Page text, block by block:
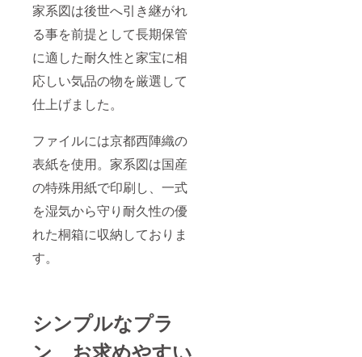
家系図は後世へ引き継がれ
る事を前提として長期保管
に適した耐久性と家宝に相
応しい気品の物を厳選して
仕上げました。
ファイルには京都西陣織の
表紙を使用。家系図は国産
の特殊用紙で印刷し、一式
を湿気から守り耐久性の優
れた桐箱に収納しておりま
す。
シンプルなプラ